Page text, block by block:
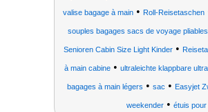
valise bagage à main• Roll-Reisetaschen
souples bagages sacs de voyage
Senioren Cabin Size Light Kinder•
à main cabine • ultraleichte klappbare
bagages à main légers • sac • Easyjet
weekender • étuis